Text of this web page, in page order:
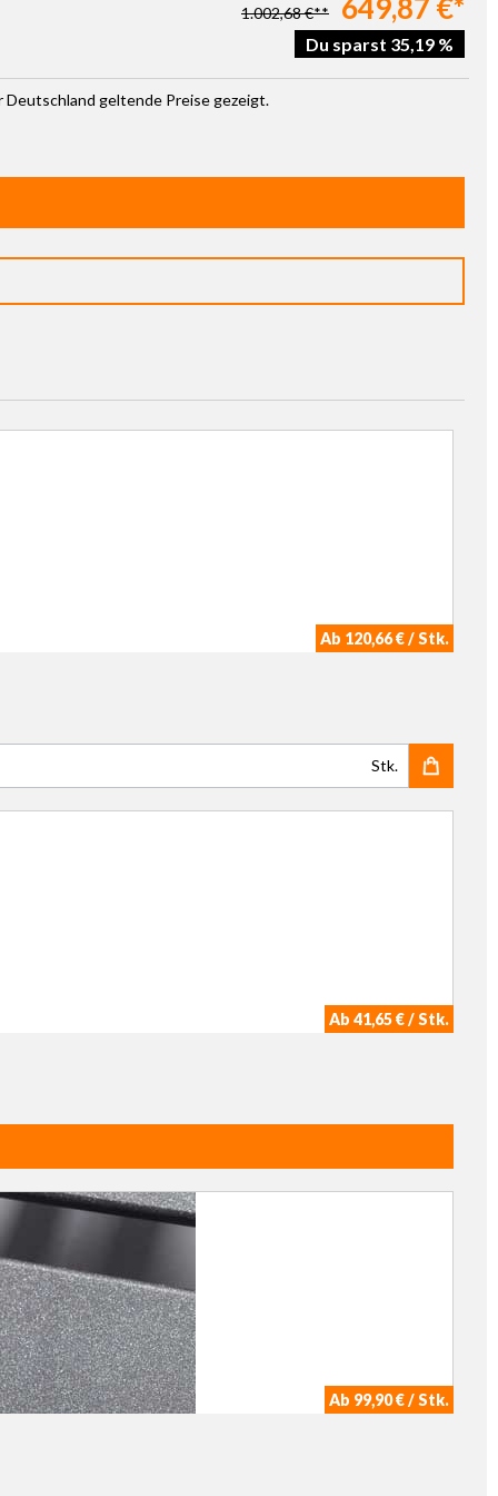
1.002,68 €** 649,87 €*
Du sparst 35,19 %
geltende Preise gezeigt.
Ab 120,66 € / Stk.
Stk.
Ab 41,65 € / Stk.
Ab 99,90 € / Stk.